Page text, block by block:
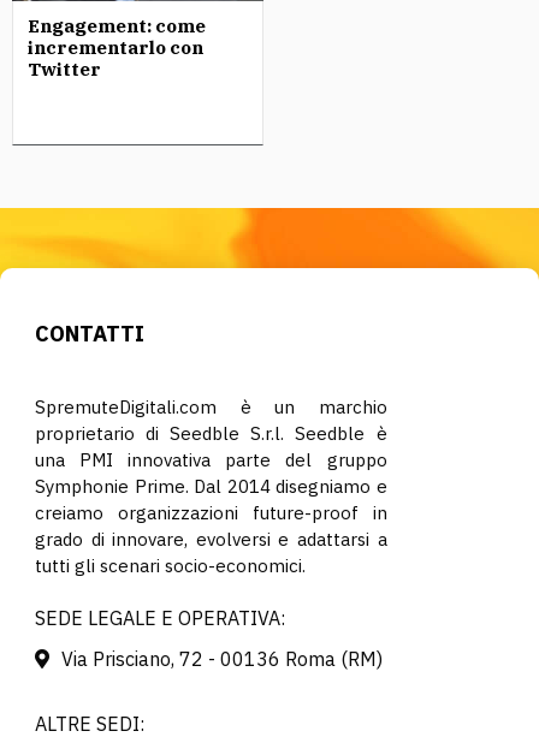
Engagement: come
incrementarlo con
Twitter
CONTATTI
SpremuteDigitali.com è un marchio
proprietario di Seedble S.r.l. Seedble è
una PMI innovativa parte del gruppo
Symphonie Prime. Dal 2014 disegniamo e
creiamo organizzazioni future-proof in
grado di innovare, evolversi e adattarsi a
tutti gli scenari socio-economici.
SEDE LEGALE E OPERATIVA:
Via Prisciano, 72 - 00136 Roma (RM)
ALTRE SEDI: